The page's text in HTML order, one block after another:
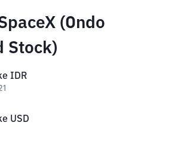
(Ondo
Stock)
IDR
USD